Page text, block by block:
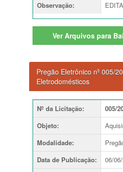
Observação:
Ver Arquivos para
Pregão Eletrônico nº 005/
Eletrodomésticos
Nº da Licitação:
005/
Objeto:
Modalidade:
Data de Publicação: 06/